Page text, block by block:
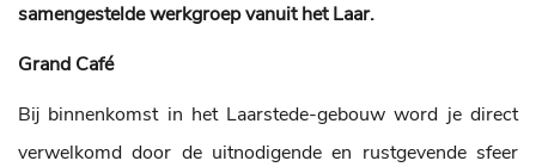
samengestelde werkgroep vanuit het Laar.
Grand Café
Bij binnenkomst in het Laarstede-gebouw word je direct
verwelkomd door de uitnodigende en rustgevende sfeer